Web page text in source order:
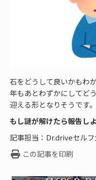
石をどうして良いかもわ
年もあとわずかにしてど
迎える形となりそうです。
もし謎が解けたら報告し
記事担当：Dr.driveセル
この記事を印刷